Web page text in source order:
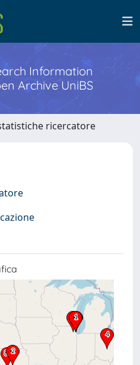
Information
Archive UniBS
ricercatore